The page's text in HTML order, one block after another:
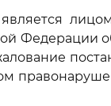
Федерации